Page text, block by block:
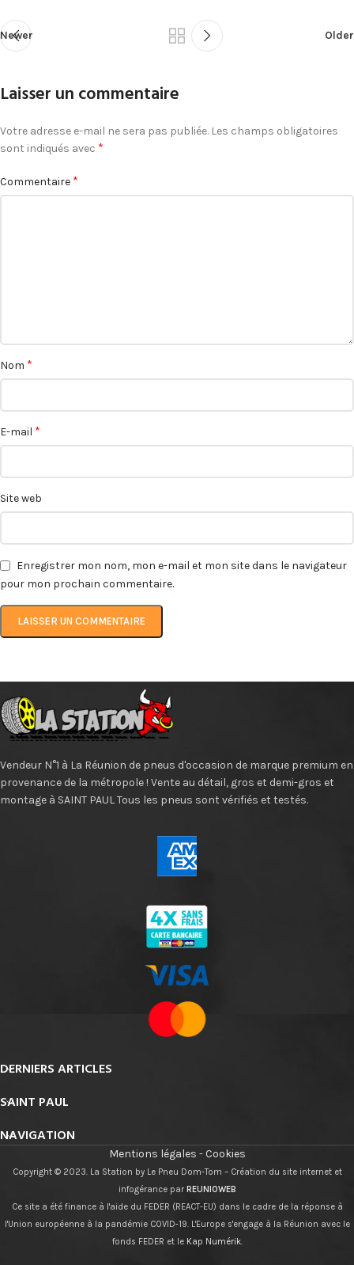
Newer Older
Laisser un commentaire
Votre adresse e-mail ne sera pas publiée. Les champs obligatoires
sont indiqués avec *
Commentaire *
Nom *
E-mail *
Site web
Enregistrer mon nom, mon e-mail et mon site dans le navigateur
pour mon prochain commentaire.
Vendeur N°1 à La Réunion de pneus d'occasion de marque premium en
provenance de la métropole ! Vente au détail, gros et demi-gros et
montage à SAINT PAUL Tous les pneus sont vérifiés et testés.
DERNIERS ARTICLES
SAINT PAUL
NAVIGATION
Mentions légales - Cookies
Copyright © 2023. La Station by Le Pneu Dom-Tom – Création du site internet et
infogérance par REUNIOWEB
Ce site a été finance à l'aide du FEDER (REACT-EU) dans le cadre de la réponse à
l'Union européenne à la pandémie COVID-19. L'Europe s'engage à la Réunion avec le
fonds FEDER et le Kap Numérik.